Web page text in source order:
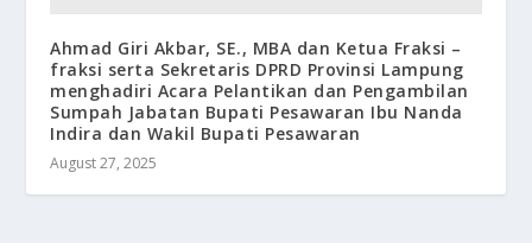
Ahmad Giri Akbar, SE., MBA dan Ketua Fraksi –
fraksi serta Sekretaris DPRD Provinsi Lampung
menghadiri Acara Pelantikan dan Pengambilan
Sumpah Jabatan Bupati Pesawaran Ibu Nanda
Indira dan Wakil Bupati Pesawaran
August 27, 2025